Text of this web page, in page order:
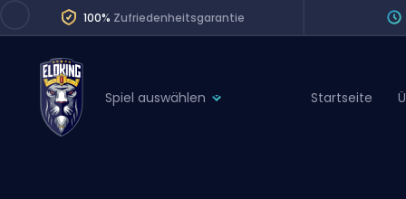
100% Zufriedenheitsgarantie
Spiel auswählen Startseite